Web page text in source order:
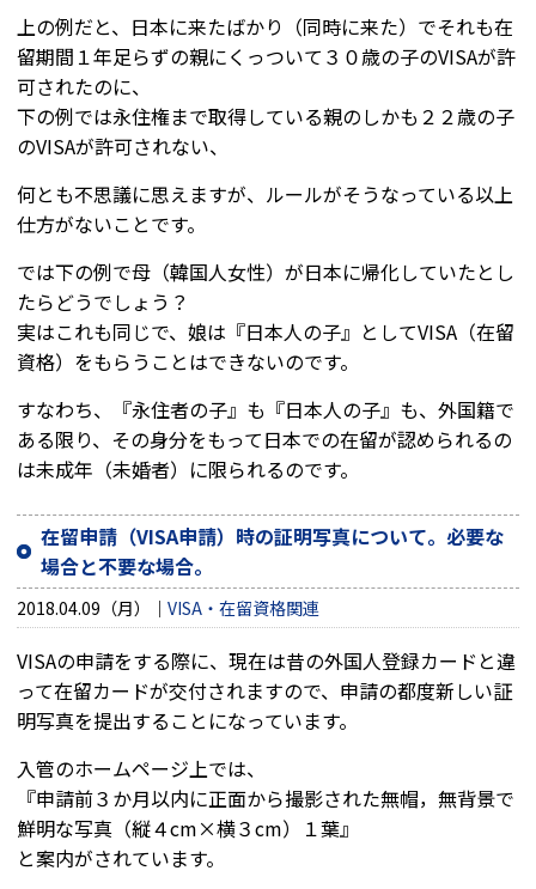
上の例だと、日本に来たばかり（同時に来た）でそれも在
留期間１年足らずの親にくっついて３０歳の子のVISAが許
可されたのに、
下の例では永住権まで取得している親のしかも２２歳の子
のVISAが許可されない、
何とも不思議に思えますが、ルールがそうなっている以上
仕方がないことです。
では下の例で母（韓国人女性）が日本に帰化していたとし
たらどうでしょう？
実はこれも同じで、 娘は『日本人の子』としてVISA（在留
資格）をもらうことはできないのです。
すなわち、『永住者の子』も『日本人の子』も、外国籍で
ある限り、その身分をもって日本での在留が認められるの
は未成年（未婚者）に限られるのです。
在留申請（VISA申請）時の証明写真について。必要な
場合と不要な場合。
2018.04.09（月） VISA・在留資格関連
VISAの申請をする際に、現在は昔の外国人登録カードと違
って在留カードが交付されますので、申請の都度新しい証
明写真を提出することになっています。
入管のホームページ上では、
『申請前３か月以内に正面から撮影された無帽，無背景で
鮮明な写真（縦４cm×横３cm）１葉』
と案内がされています。